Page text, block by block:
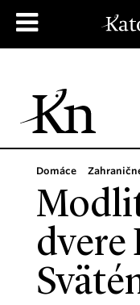
Domáce
dvere